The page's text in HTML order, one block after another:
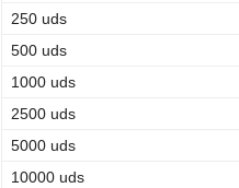
250 uds
500 uds
1000 uds
2500 uds
5000 uds
10000 uds